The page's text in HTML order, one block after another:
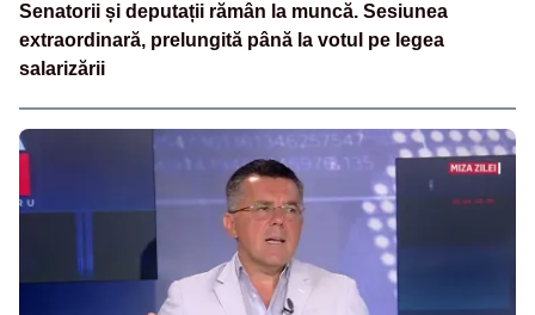
Senatorii și deputații rămân la muncă. Sesiunea
extraordinară, prelungită până la votul pe legea
salarizării